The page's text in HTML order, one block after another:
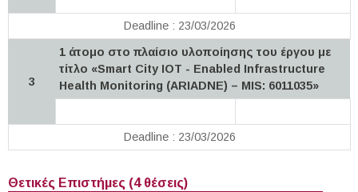
Deadline : 23/03/2026
3
1 άτομο στο πλαίσιο υλοποίησης του έργου με
τίτλο «Smart City IOT - Enabled Infrastructure
Health Monitoring (ARIADNE) – MIS: 6011035»
Deadline : 23/03/2026
Θετικές Επιστήμες (4 θέσεις)